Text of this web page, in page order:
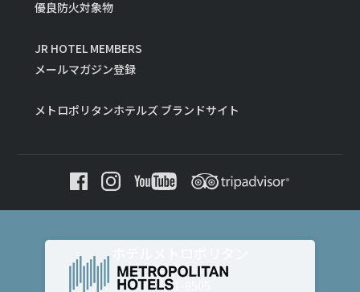
優良防火対象物
JR HOTEL MEMBERS
メールマガジン登録
メトロポリタンホテルズ ブランドサイト
〒171-8505